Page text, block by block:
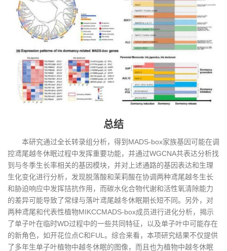
总结
本研究通过全长转录组分析，得到MADS-box家族基因可能在调
控鸢尾越冬休眠过程中发挥重要功能，并通过WGCNA共表达分析找
到与冬季生长率相关的基因模块，并对上述通路的基因表达和生理
生化变化进行分析，发现脱落酸和茉莉酸在协调两种鸢尾越冬生长
和胁迫响应中发挥拮抗作用，而碳水化合物代谢和活性氧清除能力
的差异可能导致了常绿与落叶鸢尾越冬休眠期长短不同。另外，对
两种鸢尾和代表性植物MIKCCMADS-box成员进行进化分析，揭示
了单子叶在临时WD过程中的一些共同特征，以及单子叶中可能存在
的新角色，如开花位点C和FUL。综合来看，本项研究结果不仅提供
了多年生单子叶植物中越冬休眠的图像，而且也为植物中越冬休眠